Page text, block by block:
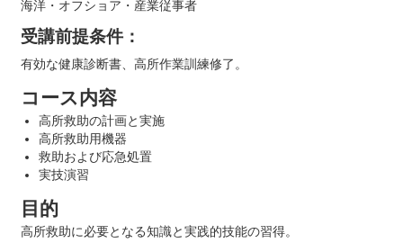
海洋・オフショア・産業従事者
受講前提条件：
有効な健康診断書、高所作業訓練修了。
コース内容
高所救助の計画と実施
高所救助用機器
救助および応急処置
実技演習
目的
高所救助に必要となる知識と実践的技能の習得。